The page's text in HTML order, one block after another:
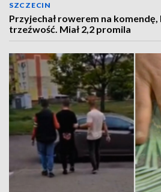
SZCZECIN
Przyjechał rowerem na
trzeźwość. Miał 2,2 promila